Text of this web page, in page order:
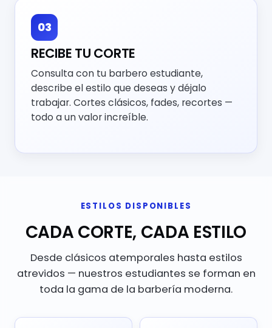
03
RECIBE TU CORTE
Consulta con tu barbero estudiante,
describe el estilo que deseas y déjalo
trabajar. Cortes clásicos, fades, recortes —
todo a un valor increíble.
ESTILOS DISPONIBLES
CADA CORTE, CADA ESTILO
Desde clásicos atemporales hasta estilos
atrevidos — nuestros estudiantes se forman en
toda la gama de la barbería moderna.